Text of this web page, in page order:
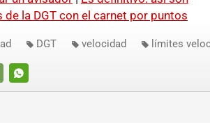
de la DGT con el carnet por puntos
WHATSAPP
DGT velocidad límites